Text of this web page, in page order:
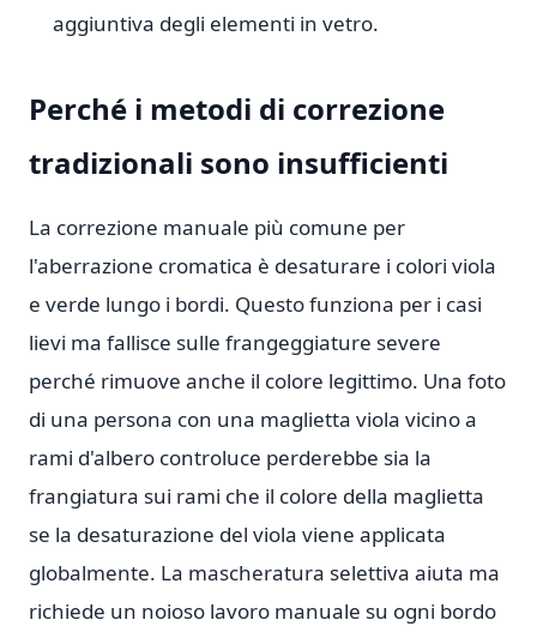
aggiuntiva degli elementi in vetro.
Perché i metodi di correzione
tradizionali sono insufficienti
La correzione manuale più comune per
l'aberrazione cromatica è desaturare i colori viola
e verde lungo i bordi. Questo funziona per i casi
lievi ma fallisce sulle frangeggiature severe
perché rimuove anche il colore legittimo. Una foto
di una persona con una maglietta viola vicino a
rami d'albero controluce perderebbe sia la
frangiatura sui rami che il colore della maglietta
se la desaturazione del viola viene applicata
globalmente. La mascheratura selettiva aiuta ma
richiede un noioso lavoro manuale su ogni bordo